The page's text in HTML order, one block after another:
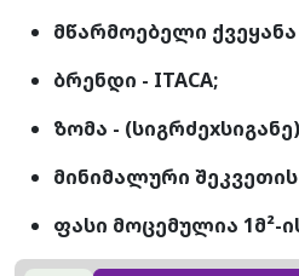
მწარმოებელი
ბრენდი - ITACA;
ზომა - (სიგრძეxსიგანე)
მინიმალური
ფასი მოცემულია 1მ²-